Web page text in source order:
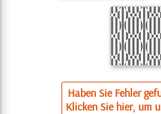
Haben Sie Fehler
Klicken Sie hier, um